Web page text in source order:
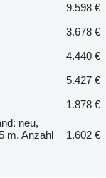
9.598 €
3.678 €
4.440 €
5.427 €
1.878 €
neu,
m, Anzahl
1.602 €